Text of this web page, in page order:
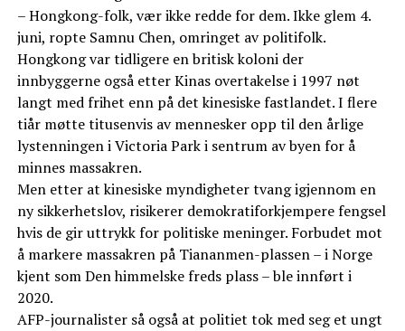
– Hongkong-folk, vær ikke redde for dem. Ikke glem 4.
juni, ropte Samnu Chen, omringet av politifolk.
Hongkong var tidligere en britisk koloni der
innbyggerne også etter Kinas overtakelse i 1997 nøt
langt med frihet enn på det kinesiske fastlandet. I flere
tiår møtte titusenvis av mennesker opp til den årlige
lystenningen i Victoria Park i sentrum av byen for å
minnes massakren.
Men etter at kinesiske myndigheter tvang igjennom en
ny sikkerhetslov, risikerer demokratiforkjempere fengsel
hvis de gir uttrykk for politiske meninger. Forbudet mot
å markere massakren på Tiananmen-plassen – i Norge
kjent som Den himmelske freds plass – ble innført i
2020.
AFP-journalister så også at politiet tok med seg et ungt